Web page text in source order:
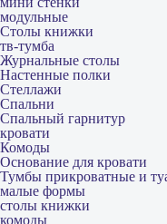
модульные
Столы книжки
тв-тумба
Журнальные столы
Настенные полки
Стеллажи
Спальни
Спальный гарнитур
кровати
Комоды
Основание для кровати
Тумбы прикроватные и
малые формы
столы книжки
комоды